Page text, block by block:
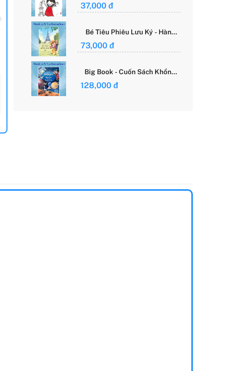
37,000 đ
Bé Tiêu Phiêu Lưu Ký - Hành
Giới Của Cô Gái Việt
73,000 đ
Big Book - Cuốn Sách Khổng
Hành Tinh (Tái Bản)
128,000 đ